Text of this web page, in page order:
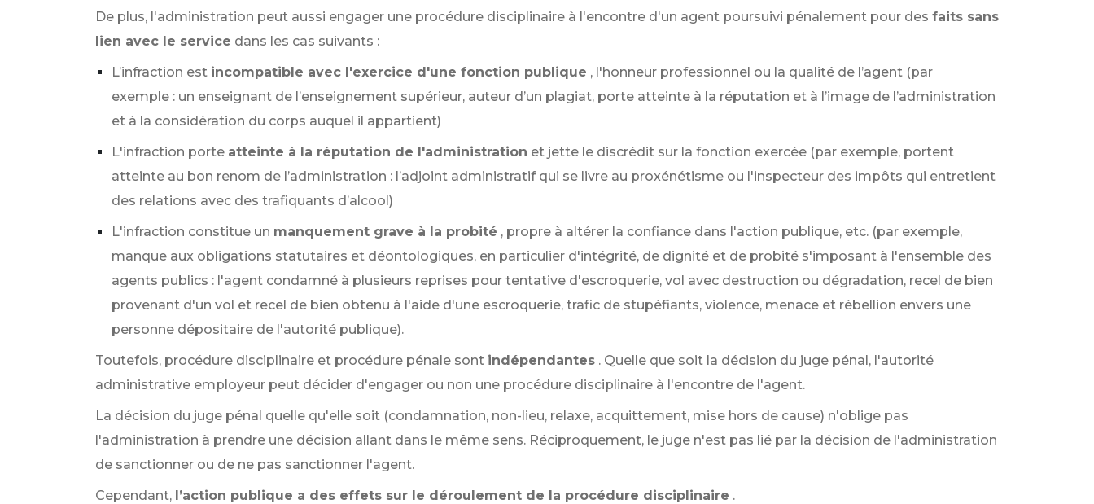
De plus, l'administration peut aussi engager une procédure disciplinaire à l'encontre d'un agent poursuivi pénalement pour des faits sans
lien avec le service dans les cas suivants :
L’infraction est incompatible avec l'exercice d'une fonction publique , l'honneur professionnel ou la qualité de l’agent (par
exemple : un enseignant de l’enseignement supérieur, auteur d’un plagiat, porte atteinte à la réputation et à l’image de l’administration
et à la considération du corps auquel il appartient)
L'infraction porte atteinte à la réputation de l'administration et jette le discrédit sur la fonction exercée (par exemple, portent
atteinte au bon renom de l’administration : l’adjoint administratif qui se livre au proxénétisme ou l'inspecteur des impôts qui entretient
des relations avec des trafiquants d’alcool)
L'infraction constitue un manquement grave à la probité , propre à altérer la confiance dans l'action publique, etc. (par exemple,
manque aux obligations statutaires et déontologiques, en particulier d'intégrité, de dignité et de probité s'imposant à l'ensemble des
agents publics : l'agent condamné à plusieurs reprises pour tentative d'escroquerie, vol avec destruction ou dégradation, recel de bien
provenant d'un vol et recel de bien obtenu à l'aide d'une escroquerie, trafic de stupéfiants, violence, menace et rébellion envers une
personne dépositaire de l'autorité publique).
Toutefois, procédure disciplinaire et procédure pénale sont indépendantes . Quelle que soit la décision du juge pénal, l'autorité
administrative employeur peut décider d'engager ou non une procédure disciplinaire à l'encontre de l'agent.
La décision du juge pénal quelle qu'elle soit (condamnation, non-lieu, relaxe, acquittement, mise hors de cause) n'oblige pas
l'administration à prendre une décision allant dans le même sens. Réciproquement, le juge n'est pas lié par la décision de l'administration
de sanctionner ou de ne pas sanctionner l'agent.
Cependant, l’action publique a des effets sur le déroulement de la procédure disciplinaire .